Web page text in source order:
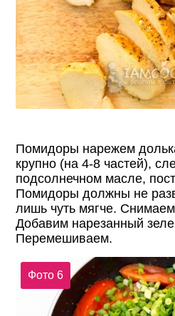
Помидоры нарежем
крупно (на 4-8 частей),
подсолнечном масле,
Помидоры должны не
лишь чуть мягче. Снимаем
Добавим нарезанный
Перемешиваем.
Фото 6